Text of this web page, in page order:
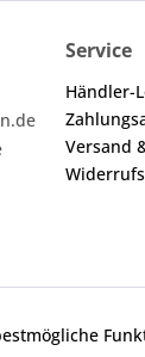
Service
Händler-
Versand